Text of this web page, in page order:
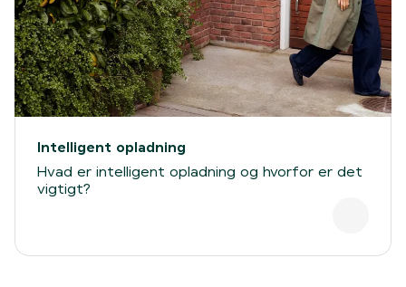
Intelligent opladning
Hvad er intelligent opladning og hvorfor er det
vigtigt?